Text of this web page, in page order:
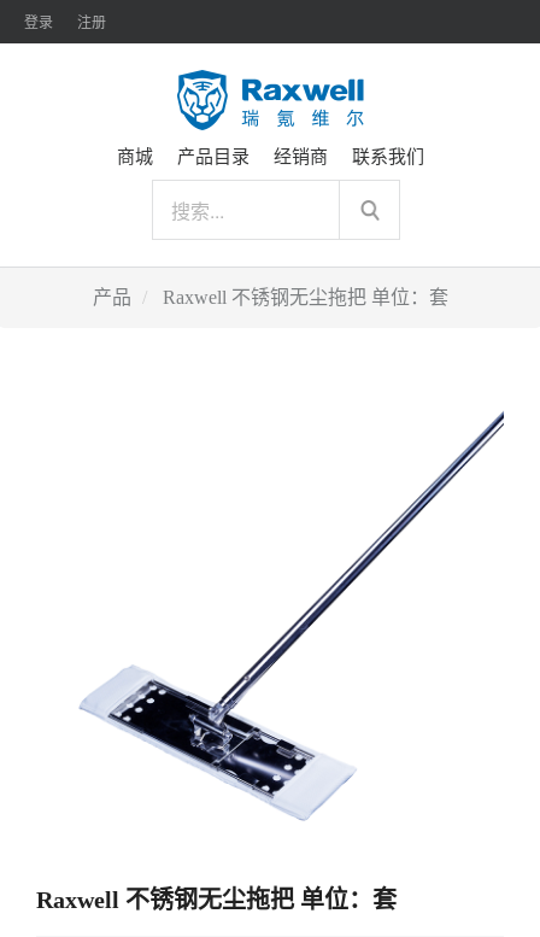
登录 注册
商城 产品目录 经销商 联系我们
产品 Raxwell 不锈钢无尘拖把 单位：套
Raxwell 不锈钢无尘拖把 单位：套